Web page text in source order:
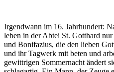
Irgendwann im 16. Jahrhundert:
leben in der Abtei St. Gotthard
und Bonifazius, die den lieben
und ihr Tagwerk mit beten und
gewittrigen Sommernacht ändert